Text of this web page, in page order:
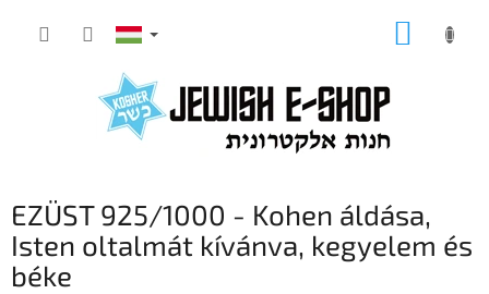
KOSÁR
EZÜST 925/1000 - Kohen áldása,
Isten oltalmát kívánva, kegyelem és
béke